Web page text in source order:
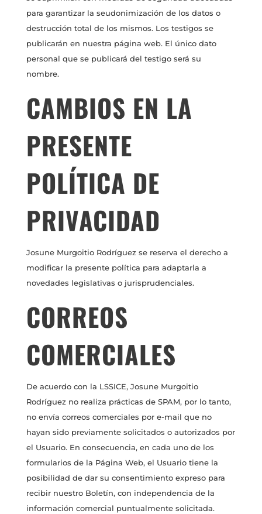
para garantizar la seudonimización de los datos o
destrucción total de los mismos. Los testigos se
publicarán en nuestra página web. El único dato
personal que se publicará del testigo será su
nombre.
CAMBIOS EN LA
PRESENTE
POLÍTICA DE
PRIVACIDAD
Josune Murgoitio Rodríguez se reserva el derecho a
modificar la presente política para adaptarla a
novedades legislativas o jurisprudenciales.
CORREOS
COMERCIALES
De acuerdo con la LSSICE, Josune Murgoitio
Rodríguez no realiza prácticas de SPAM, por lo tanto,
no envía correos comerciales por e-mail que no
hayan sido previamente solicitados o autorizados por
el Usuario. En consecuencia, en cada uno de los
formularios de la Página Web, el Usuario tiene la
posibilidad de dar su consentimiento expreso para
recibir nuestro Boletín, con independencia de la
información comercial puntualmente solicitada.